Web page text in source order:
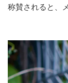
称賛されると、